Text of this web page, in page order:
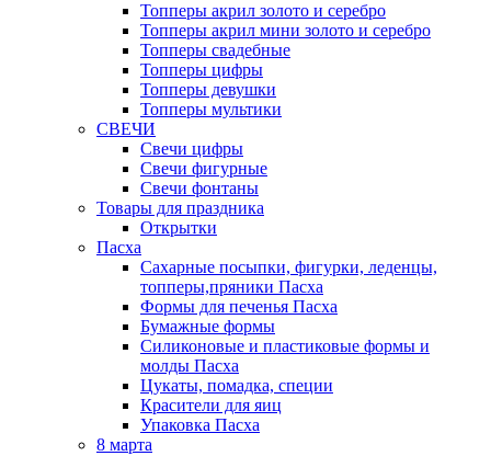
Топперы акрил золото и серебро
Топперы акрил мини золото и серебро
Топперы свадебные
Топперы цифры
Топперы девушки
Топперы мультики
СВЕЧИ
Свечи цифры
Свечи фигурные
Свечи фонтаны
Товары для праздника
Открытки
Пасха
Сахарные посыпки, фигурки, леденцы,
топперы,пряники Пасха
Формы для печенья Пасха
Бумажные формы
Силиконовые и пластиковые формы и
молды Пасха
Цукаты, помадка, специи
Красители для яиц
Упаковка Пасха
8 марта